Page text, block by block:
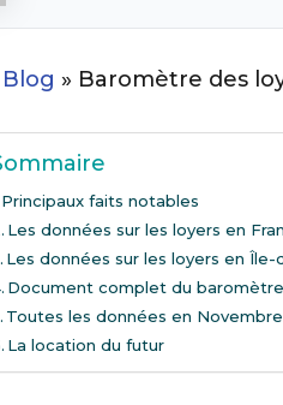
Blog » Baromètre des
Principaux faits notables
Les données sur les loyers en
Les données sur les loyers en Île-
Document complet du
Toutes les données en
La location du futur